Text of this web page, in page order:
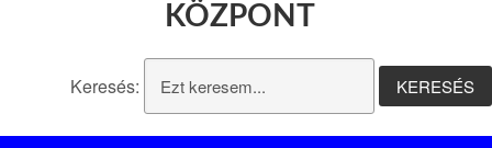
KÖZPONT
Keresés: